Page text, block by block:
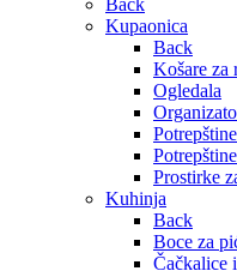
Back
Kupaonica
Back
Košare za
Ogledala
Prostirke
Kuhinja
Back
Boce za
Čačkalice